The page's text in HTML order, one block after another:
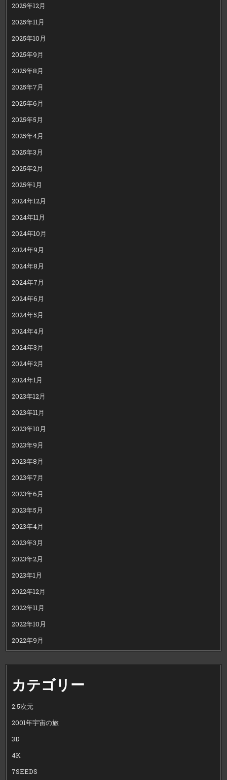
2025年12月
2025年11月
2025年10月
2025年9月
2025年8月
2025年7月
2025年6月
2025年5月
2025年4月
2025年3月
2025年2月
2025年1月
2024年12月
2024年11月
2024年10月
2024年9月
2024年8月
2024年7月
2024年6月
2024年5月
2024年4月
2024年3月
2024年2月
2024年1月
2023年12月
2023年11月
2023年10月
2023年9月
2023年8月
2023年7月
2023年6月
2023年5月
2023年4月
2023年3月
2023年2月
2023年1月
2022年12月
2022年11月
2022年10月
2022年9月
カテゴリー
2.5次元
2001年宇宙の旅
3D
4K
7SEEDS